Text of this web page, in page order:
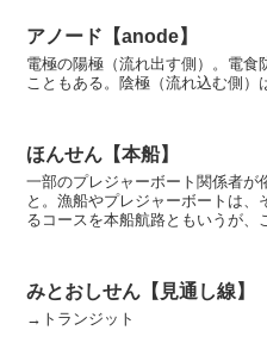
アノード【anode】
電極の陽極（流れ出す側）。電食
こともある。陰極（流れ込む側）
ほんせん【本船】
一部のプレジャーボート関係者が
と。漁船やプレジャーボートは
るコースを本船航路ともいうが、
みとおしせん【見通し線】
→トランジット